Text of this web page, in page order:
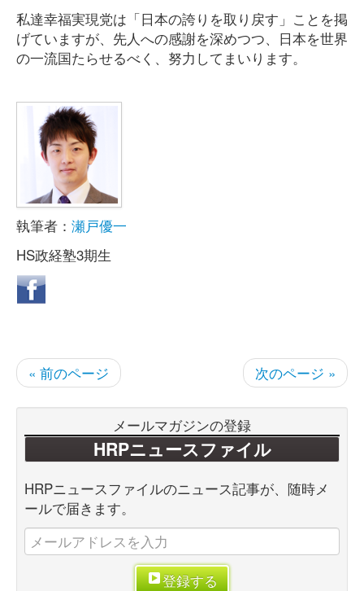
私達幸福実現党は「日本の誇りを取り戻す」ことを掲
げていますが、先人への感謝を深めつつ、日本を世界
の一流国たらせるべく、努力してまいります。
執筆者： 瀬戸優一
HS政経塾3期生
« 前のページ 次のページ »
メールマガジンの登録
HRPニュースファイル
HRPニュースファイルのニュース記事が、随時メ
ールで届きます。
登録する